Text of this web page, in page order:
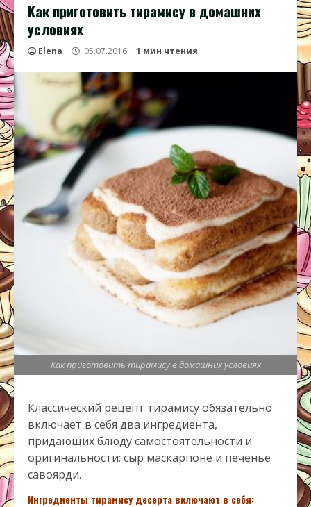
Как приготовить тирамису в домашних
условиях
Elena 05.07.2016 1 мин чтения
Как приготовить тирамису в домашних условиях
Классический рецепт тирамису обязательно
включает в себя два ингредиента,
придающих блюду самостоятельности и
оригинальности: сыр маскарпоне и печенье
савоярди.
Ингредиенты тирамису десерта включают в себя: